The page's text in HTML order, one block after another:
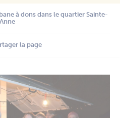
à dons dans le quartier Sainte-
Anne
la page